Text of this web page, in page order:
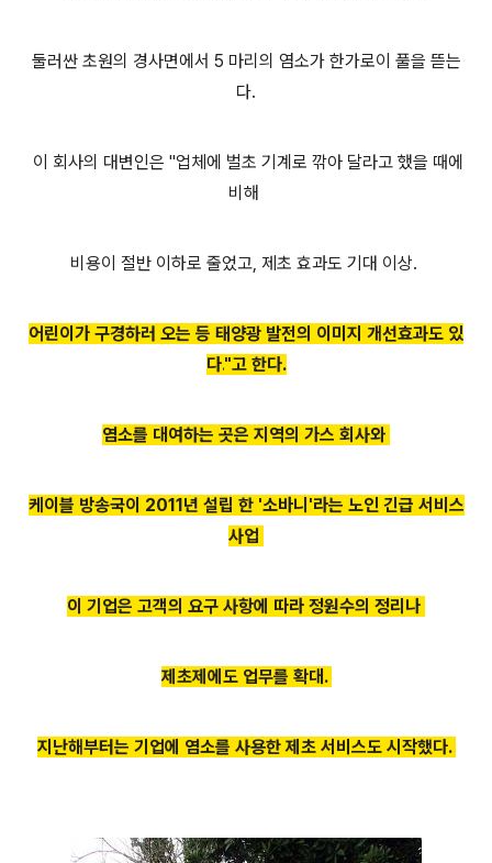
둘러싼 초원의 경사면에서 5 마리의 염소가 한가로이 풀을 뜯는
다.
이 회사의 대변인은 "업체에 벌초 기계로 깎아 달라고 했을 때에
비해
비용이 절반 이하로 줄었고, 제초 효과도 기대 이상.
어린이가 구경하러 오는 등 태양광 발전의 이미지 개선효과도 있
다."고 한다.
염소를 대여하는 곳은 지역의 가스 회사와
케이블 방송국이 2011년 설립 한 '소바니'라는 노인긴급 서비스
사업
이 기업은 고객의 요구 사항에 따라 정원수의 정리 나
제초제에도 업무를 확대.
지난해부터는 기업에 염소를 사용한 제초서비스도 시작했다.